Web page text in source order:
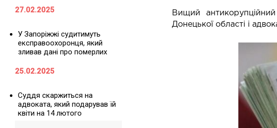
27.02.2025
У Запоріжжі судитимуть
експравоохоронця, який
зливав дані про померлих
25.02.2025
Суддя скаржиться на
адвоката, який подарував їй
квіти на 14 лютого
Вищий
Донецької області і